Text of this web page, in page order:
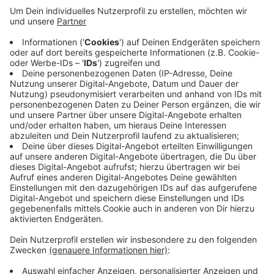
Mit einem eigenen Outlet-Center hatte Gronau vor
Jahren kein Glück. Die Pläne mussten schließlich ad
acta gelegt werden. Und auch beim Millionen-Projekt
DRIO gibt es aktuell Probleme. Die Investoren finden
nicht genügend Einzelhändler, die in die geplanten
Gebäude rund um den Kurt-Schumacher-Platz
einziehen wollen. Eigentlich waren Geschäfte,
Wohnungen, Dienstleistungen und Erlebnisgastronomie
geplant. Jetzt wird ein Alternativkonzept erstellt mit
einer anderen Aufteilung der Nutzflächen. Mitte Mai
soll es dem Gronauer Rat vorgelegt werden.
Anzeige